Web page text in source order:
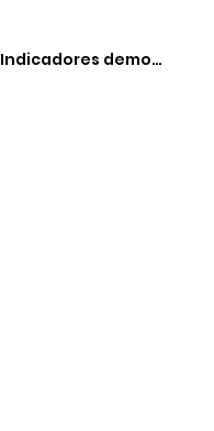
Indicadores